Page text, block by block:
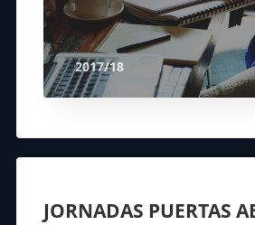
2017/18
JORNADAS PUERTAS